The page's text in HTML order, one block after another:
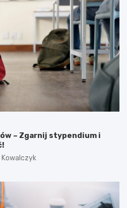
– Zgarnij stypendium i
Kowalczyk